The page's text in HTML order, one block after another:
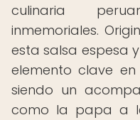
culinaria
inmemoriales.
esta salsa espesa
elemento clave
siendo un
como la papa a